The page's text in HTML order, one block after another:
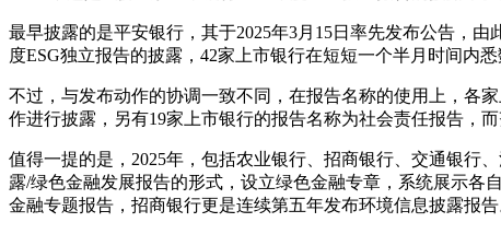
最早披露的是平安银行，其于2025年3月15日率先发布公告，
度ESG独立报告的披露，42家上市银行在短短一个半月时间内
不过，与发布动作的协调一致不同，在报告名称的使用上，各
作进行披露，另有19家上市银行的报告名称为社会责任报告，
值得一提的是，2025年，包括农业银行、招商银行、交通银行
露/绿色金融发展报告的形式，设立绿色金融专章，系统展示各
金融专题报告，招商银行更是连续第五年发布环境信息披露报告